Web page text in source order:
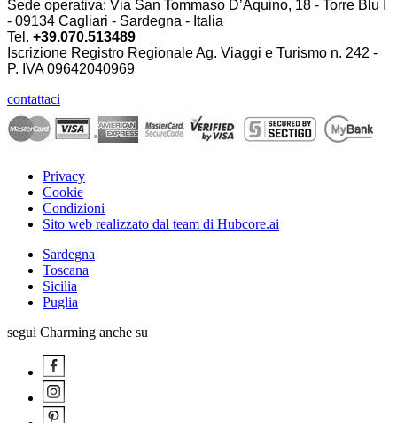
Sede operativa: Via San Tommaso D’Aquino, 18 - Torre Blu I
- 09134 Cagliari - Sardegna - Italia
Tel. +39.070.513489
Iscrizione Registro Regionale Ag. Viaggi e Turismo n. 242 -
P. IVA09642040969
contattaci
Privacy
Cookie
Condizioni
Sito web realizzato dal team di Hubcore.ai
Sardegna
Toscana
Sicilia
Puglia
segui Charming anche su